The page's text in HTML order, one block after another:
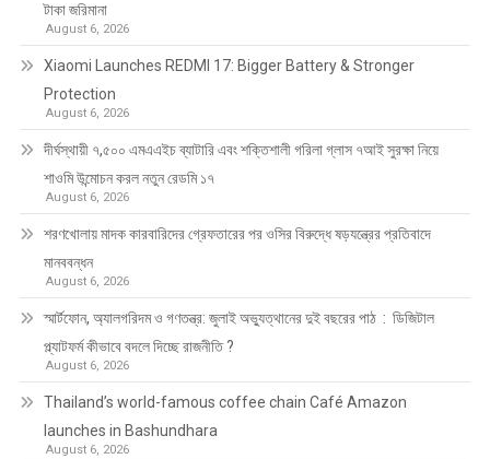
টাকা জরিমানা
August 6, 2026
Xiaomi Launches REDMI 17: Bigger Battery & Stronger
Protection
August 6, 2026
দীর্ঘস্থায়ী ৭,৫০০ এমএএইচ ব্যাটারি এবং শক্তিশালী গরিলা গ্লাস ৭আই সুরক্ষা নিয়ে
শাওমি উন্মোচন করল নতুন রেডমি ১৭
August 6, 2026
শরণখোলায় মাদক কারবারিদের গ্রেফতারের পর ওসির বিরুদ্ধে ষড়যন্ত্রের প্রতিবাদে
মানববন্ধন
August 6, 2026
স্মার্টফোন, অ্যালগরিদম ও গণতন্ত্র: জুলাই অভ্যুত্থানের দুই বছরের পাঠ : ডিজিটাল
প্ল্যাটফর্ম কীভাবে বদলে দিচ্ছে রাজনীতি ?
August 6, 2026
Thailand’s world-famous coffee chain Café Amazon
launches in Bashundhara
August 6, 2026